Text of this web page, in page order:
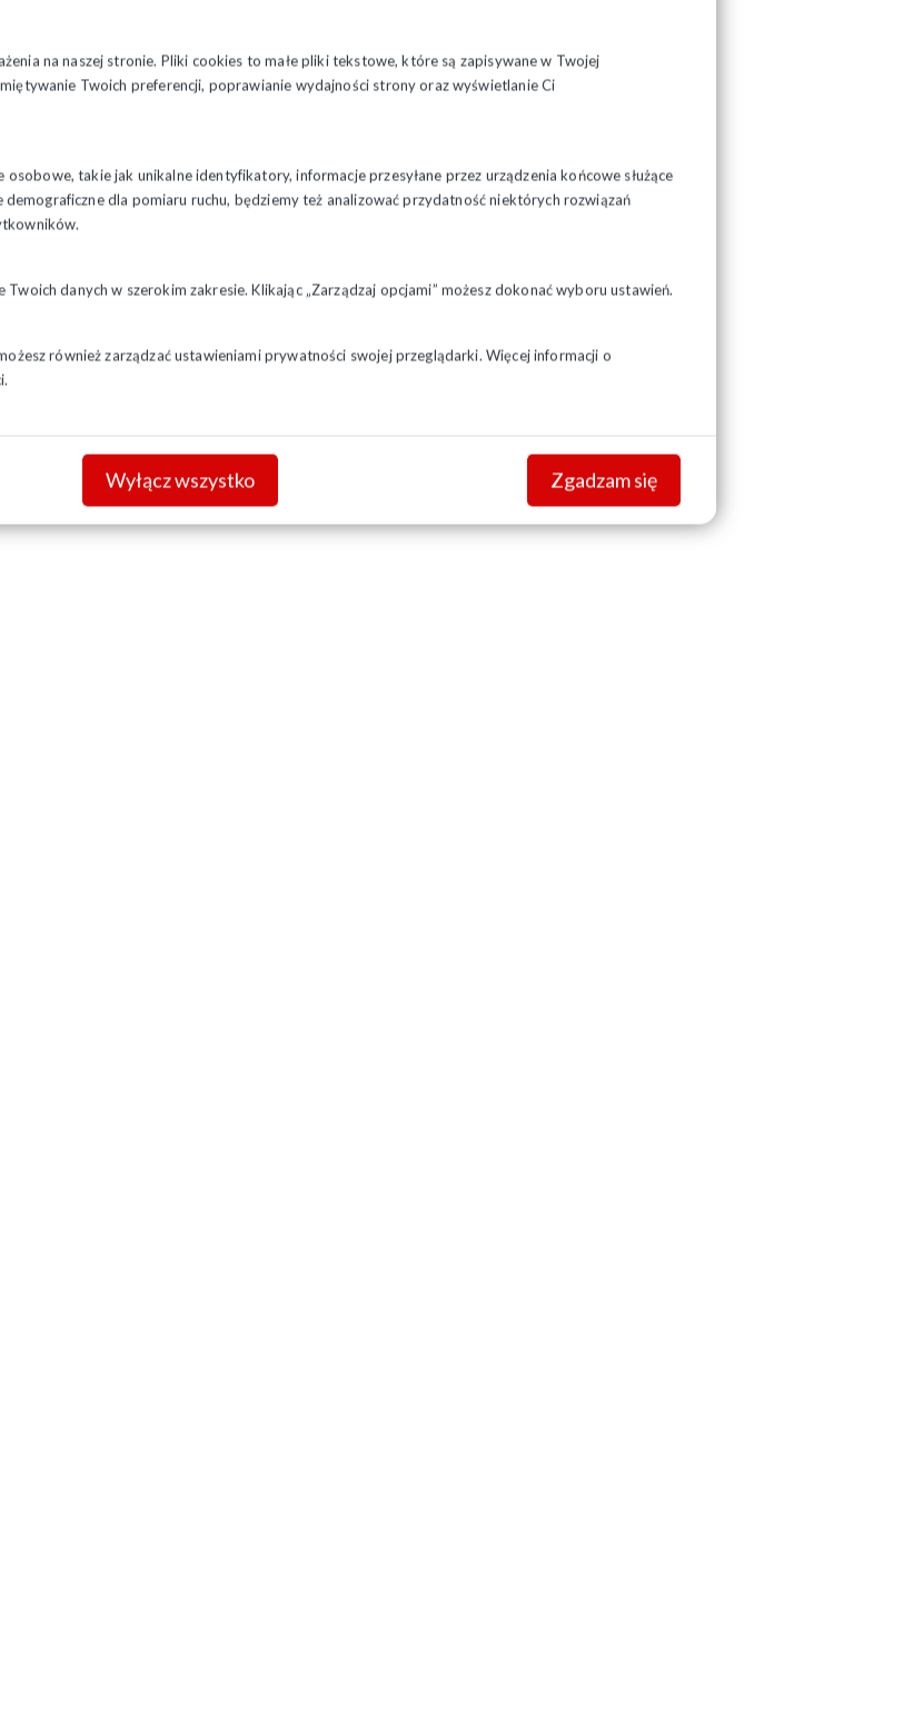
na naszej stronie. Pliki cookies to małe pliki tekstowe, które są zapisywane w Twojej
Twoich preferencji, poprawianie wydajności strony oraz wyświetlanie Ci
takie jak unikalne identyfikatory, informacje przesyłane przez urządzenia końcowe służące
dla pomiaru ruchu, będziemy też analizować przydatność niektórych rozwiązań
Twoich danych w szerokim zakresie. Klikając „Zarządzaj opcjami” możesz dokonać wyboru ustawień.
również zarządzać ustawieniami prywatności swojej przeglądarki. Więcej informacji o
Wyłącz wszystko Zgadzam się